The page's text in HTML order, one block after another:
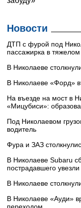
Новости
ДТП с фурой под
пассажирка в
В Николаеве
В Николаеве «Форд»
На въезде на мост в
«Мицубиси»:
Под Николаевом
водитель
Фура и ЗАЗ
В Николаеве Subaru
пострадавшего
В Николаеве
В Николаеве «Ауди»